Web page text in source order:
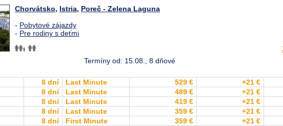
Chorvátsko, Istria, Poreč - Zelena Laguna
- Pobytové zájazdy
- Pre rodiny s deťmi
Termíny od: 15.08., 8 dňové
8 dní Last Minute 529 €
+21 €
8 dní Last Minute 489 €
+21 €
8 dní Last Minute 419 €
+21 €
8 dní Last Minute 359 €
+21 €
8 dní First Minute 359 €
+21 €